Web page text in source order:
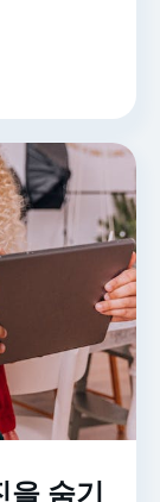
숨기